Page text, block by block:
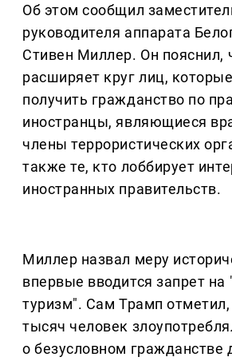
Об этом сообщил
руководителя аппарата
Стивен Миллер. Он пояснил,
расширяет круг лиц,
получить гражданство по
иностранцы, являющиеся
члены террористических
также те, кто лоббирует
иностранных правительств.
Миллер назвал меру
впервые вводится запрет на
туризм". Сам Трамп отметил,
тысяч человек
о безусловном гражданстве